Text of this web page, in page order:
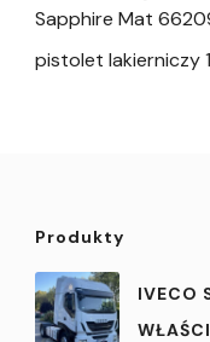
Sapphire Mat
pistolet lakierniczy
Produkty
IVECO